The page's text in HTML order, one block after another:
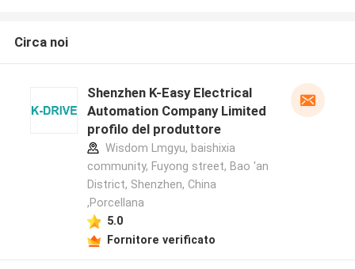
Circa noi
Shenzhen K-Easy Electrical
Automation Company Limited
profilo del produttore
Wisdom Lmgyu, baishixia
community, Fuyong street, Bao 'an
District, Shenzhen, China
,Porcellana
5.0
Fornitore verificato